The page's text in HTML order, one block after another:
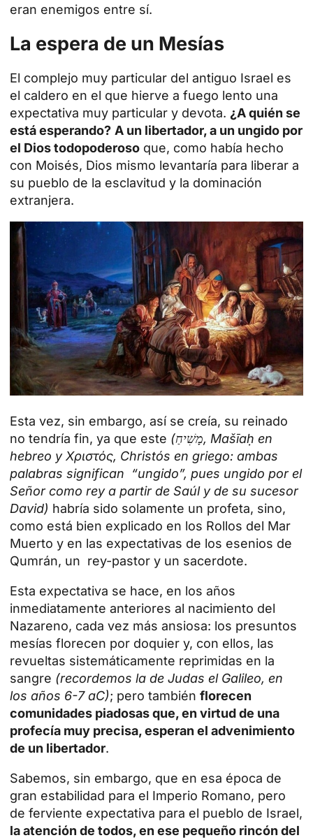
eran enemigos entre sí.
La espera de un Mesías
El complejo muy particular del antiguo Israel es
el caldero en el que hierve a fuego lento una
expectativa muy particular y devota. ¿A quién se
está esperando? A un libertador, a un ungido por
el Dios todopoderoso que, como había hecho
con Moisés, Dios mismo levantaría para liberar a
su pueblo de la esclavitud y la dominación
extranjera.
Esta vez, sin embargo, así se creía, su reinado
no tendría fin, ya que este (מָשִׁיחַ, Mašīaḥ en
hebreo y Χριστός, Christós en griego: ambas
palabras significan “ungido”, pues ungido por el
Señor como rey a partir de Saúl y de su sucesor
David) habría sido solamente un profeta, sino,
como está bien explicado en los Rollos del Mar
Muerto y en las expectativas de los esenios de
Qumrán, un rey-pastor y un sacerdote.
Esta expectativa se hace, en los años
inmediatamente anteriores al nacimiento del
Nazareno, cada vez más ansiosa: los presuntos
mesías florecen por doquier y, con ellos, las
revueltas sistemáticamente reprimidas en la
sangre (recordemos la de Judas el Galileo, en
los años 6-7 aC); pero también florecen
comunidades piadosas que, en virtud de una
profecía muy precisa, esperan el advenimiento
de un libertador.
Sabemos, sin embargo, que en esa época de
gran estabilidad para el Imperio Romano, pero
de ferviente expectativa para el pueblo de Israel,
la atención de todos, en ese pequeño rincón del